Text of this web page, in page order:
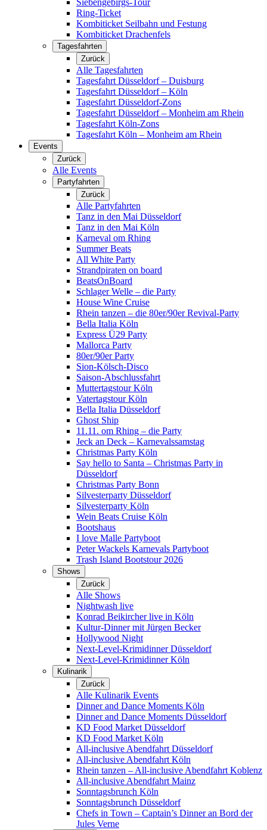
Siebengebirgs-Tour
Ring-Ticket
Kombiticket Seilbahn und Festung
Kombiticket Drachenfels
Tagesfahrten
Zurück
Alle Tagesfahrten
Tagesfahrt Düsseldorf – Duisburg
Tagesfahrt Düsseldorf – Köln
Tagesfahrt Düsseldorf-Zons
Tagesfahrt Düsseldorf – Monheim am Rhein
Tagesfahrt Köln-Zons
Tagesfahrt Köln – Monheim am Rhein
Events
Zurück
Alle Events
Partyfahrten
Zurück
Alle Partyfahrten
Tanz in den Mai Düsseldorf
Tanz in den Mai Köln
Karneval om Rhing
Summer Beats
All White Party
Strandpiraten on board
BeatsOnBoard
Schlager Welle – die Party
House Wine Cruise
Rhein tanzen – die 80er/90er Revival-Party
Bella Italia Köln
Express Ü29 Party
Mallorca Party
80er/90er Party
Sion-Kölsch-Disco
Saison-Abschlussfahrt
Muttertagstour Köln
Vatertagstour Köln
Bella Italia Düsseldorf
Ghost Ship
11.11. om Rhing – die Party
Jeck an Deck – Karnevalssamstag
Christmas Party Köln
Say hello to Santa – Christmas Party in
Düsseldorf
Christmas Party Bonn
Silvesterparty Düsseldorf
Silvesterparty Köln
Wein Beats Cruise Köln
Bootshaus
I love Malle Partyboot
Peter Wackels Karnevals Partyboot
Trash Island Bootstour 2026
Shows
Zurück
Alle Shows
Nightwash live
Konrad Beikircher live in Köln
Kultur-Dinner mit Jürgen Becker
Hollywood Night
Next-Level-Krimidinner Düsseldorf
Next-Level-Krimidinner Köln
Kulinarik
Zurück
Alle Kulinarik Events
Dinner and Dance Moments Köln
Dinner and Dance Moments Düsseldorf
KD Food Market Düsseldorf
KD Food Market Köln
All-inclusive Abendfahrt Düsseldorf
All-inclusive Abendfahrt Köln
Rhein tanzen – All-inclusive Abendfahrt Koblenz
All-inclusive Abendfahrt Mainz
Sonntagsbrunch Köln
Sonntagsbrunch Düsseldorf
Chefs in Town – Captain’s Dinner an Bord der
Jules Verne